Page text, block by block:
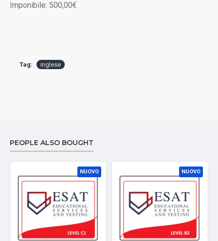
Imponibile: 500,00€
Tag: inglese
PEOPLE ALSO BOUGHT
NUOVO NUOVO